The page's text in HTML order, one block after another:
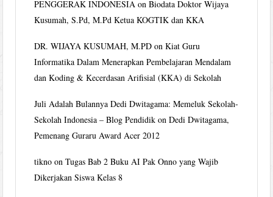
PENGGERAK INDONESIA onBiodata Doktor Wijaya
Kusumah, S.Pd, M.Pd Ketua KOGTIK dan KKA
DR. WIJAYA KUSUMAH, M.PD onKiat Guru
Informatika Dalam Menerapkan Pembelajaran Mendalam
dan Koding & Kecerdasan Arifisial (KKA) di Sekolah
Juli Adalah Bulannya Dedi Dwitagama: Memeluk Sekolah-
Sekolah Indonesia – Blog Pendidik onDedi Dwitagama,
Pemenang Guraru Award Acer 2012
tikno onTugas Bab 2 Buku AI Pak Onno yang Wajib
Dikerjakan Siswa Kelas 8